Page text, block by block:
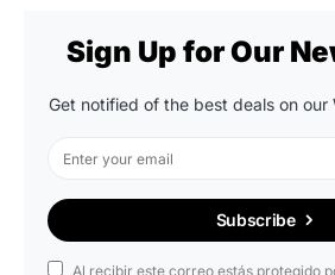
Sign Up for Our
Get notified of the best deals on our
Subscribe
Al recibir este correo estás protegido